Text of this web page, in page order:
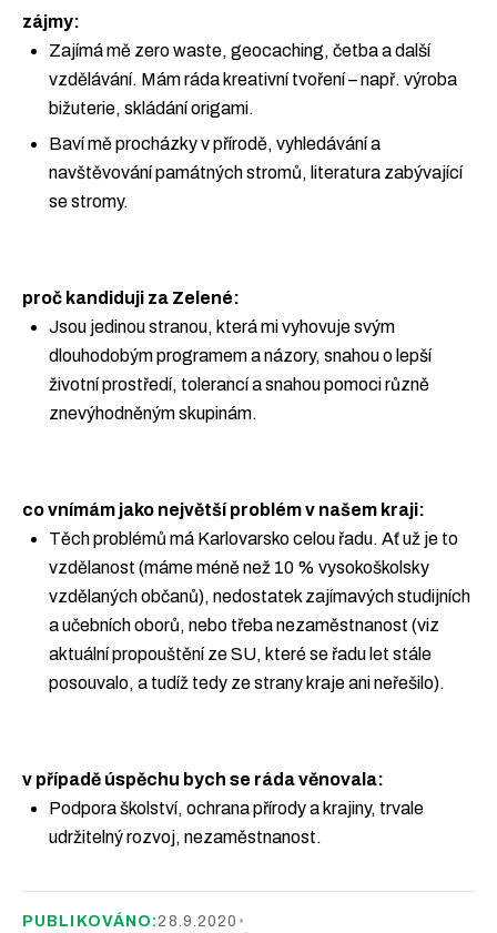
zájmy:
Zajímá mě zero waste, geocaching, četba a další
vzdělávání. Mám ráda kreativní tvoření – např. výroba
bižuterie, skládání origami.
Baví mě procházky v přírodě, vyhledávání a
navštěvování památných stromů, literatura zabývající
se stromy.
proč kandiduji za Zelené:
Jsou jedinou stranou, která mi vyhovuje svým
dlouhodobým programem a názory, snahou o lepší
životní prostředí, tolerancí a snahou pomoci různě
znevýhodněným skupinám.
co vnímám jako největší problém v našem kraji:
Těch problémů má Karlovarsko celou řadu. Ať už je to
vzdělanost (máme méně než 10 % vysokoškolsky
vzdělaných občanů), nedostatek zajímavých studijních
a učebních oborů, nebo třeba nezaměstnanost (viz
aktuální propouštění ze SU, které se řadu let stále
posouvalo, a tudíž tedy ze strany kraje ani neřešilo).
v případě úspěchu bych se ráda věnovala:
Podpora školství, ochrana přírody a krajiny, trvale
udržitelný rozvoj, nezaměstnanost.
PUBLIKOVÁNO:28.9.2020 •